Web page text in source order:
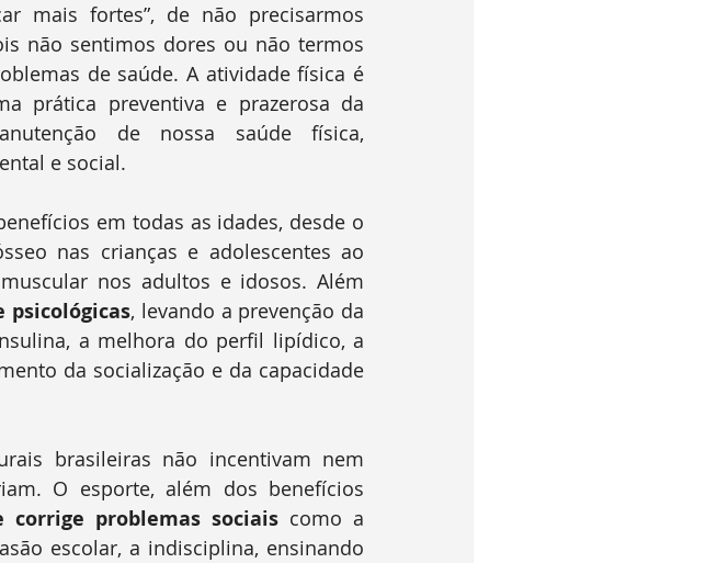
mais fortes”, de não precisarmos
não sentimos dores ou não termos
de saúde. A atividade física é
prática preventiva e prazerosa da
de nossa saúde física,
e social.
nas crianças e adolescentes ao
nos adultos e idosos. Além
psicológicas, levando a prevenção da
a melhora do perfil lipídico, a
da socialização e da capacidade
O esporte, além dos benefícios
corrige problemas sociais como a
escolar, a indisciplina, ensinando